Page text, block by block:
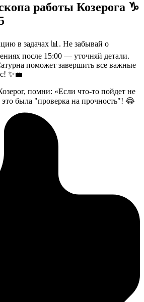
работы Козерога ♑️
в задачах 📊. Не забывай о
после 15:00 — уточняй детали.
поможет завершить все важные
✨💼
помни: «Если что-то пойдет не
это была "проверка на прочность"! 😂